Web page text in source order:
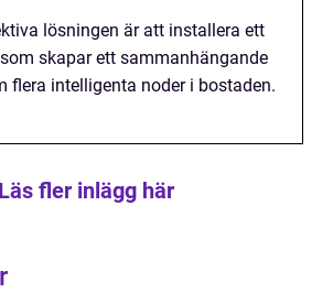
lösningen är att installera ett
skapar ett sammanhängande
flera intelligenta noder i bostaden.
Läs fler inlägg här